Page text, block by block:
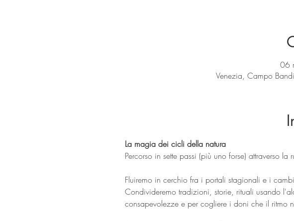
06
Venezia, Campo
La magia dei cicli della natura
Percorso in sette passi (più uno forse) attraverso
Fluiremo in cerchio fra i portali stagionali e i
Condivideremo tradizioni, storie, rituali usando
consapevolezze e per cogliere i doni che il ritmo